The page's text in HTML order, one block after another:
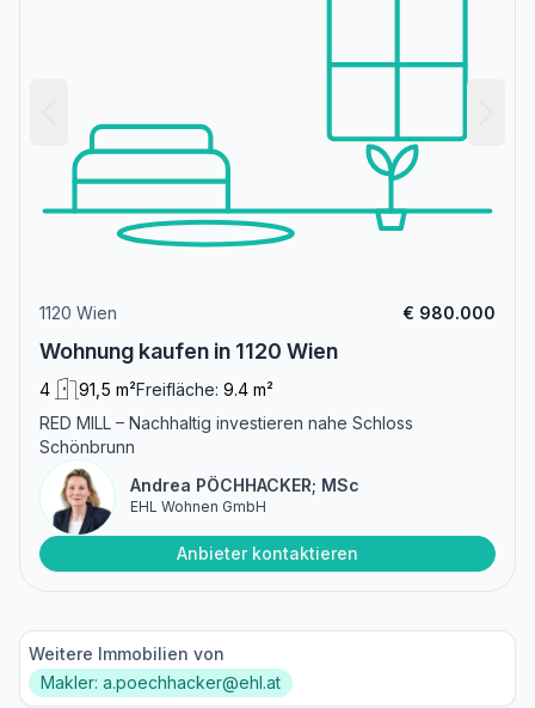
1120 Wien € 980.000
Wohnung kaufen in 1120 Wien
4 91,5 m²Freifläche: 9.4 m²
RED MILL – Nachhaltig investieren nahe Schloss
Schönbrunn
Andrea PÖCHHACKER; MSc
EHL Wohnen GmbH
Anbieter kontaktieren
Weitere Immobilien von
Makler: a.poechhacker@ehl.at